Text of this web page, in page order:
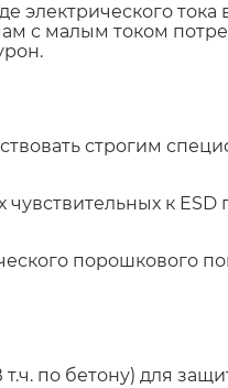
электрического
с малым током
строгим
к
порошкового
по бетону) для